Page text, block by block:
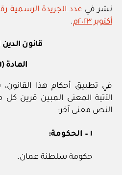
نشر في
أكتوبر ٢٠٢٣م
.
قانون الدين
المادة (١)
في تطبيق أحكام هذا القانون،
الآتية المعنى المبين قرين
النص معنى آخر:
١ – الحكومة:
حكومة سلطنة عمان.